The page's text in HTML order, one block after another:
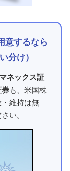
意するなら
分け）
マネックス証
券も、米国株
維持は無
い。